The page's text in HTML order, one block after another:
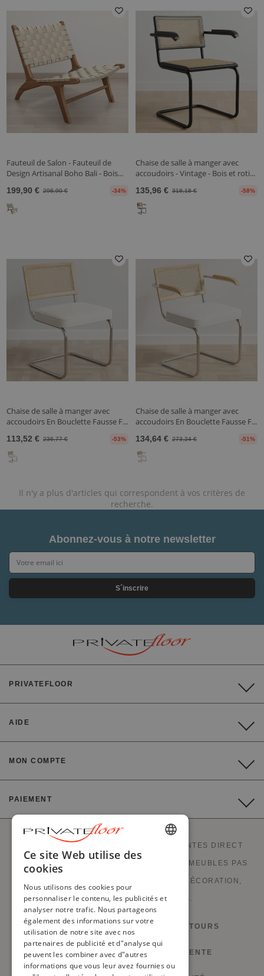
Fauteuil de Salon - Fauteuil de
Design Artisanal Boho Bali - Bois...
199,90 € 298,90 € -34%
Chaise de salle à manger avec
accoudoirs - Vintage - Bois et roti...
135,96 € 318,18 € -58%
Chaise de salle à manger avec
accoudoirs En Bouclette Fausse F...
113,52 € 236,77 € -53%
Chaise de salle à manger avec
accoudoirs En Bouclette Fausse F...
134,64 € 273,24 € -51%
Il n'y a plus d'articles qui correspondent à vos critères de
recherche.
Abonnez-vous à notre newsletter
S´inscrire
PRIVATEFLOOR
AIDE
MON COMPTE
PAIEMENT
PRIVATEFLOOR EST LE 1ER SITE DE VENTES DIRECT
USINES ET BONS PLANS À PRIX USINES. MEUBLES PAS
CHERS, MOBILIER DESIGN, CANAPÉS, DÉCORATION,
LUMINAIRES ET CHEMINÉES.
DROIT DE RÉTRACTATION ET RETOURS
CONDITIONS GÉNÉRALES DE VENTE
ENGLISH
GERMAN
PORTUGUESE
Ce site Web utilise des
cookies
Nous utilisons des cookies pour
personnaliser le contenu, les publicités et
analyser notre trafic. Nous partageons
également des informations sur votre
utilisation de notre site avec nos
partenaires de publicité et d"analyse qui
peuvent les combiner avec d"autres
informations que vous leur avez fournies ou